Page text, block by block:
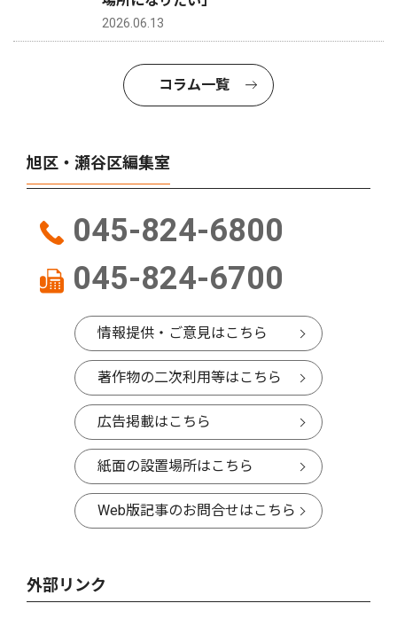
2026.06.13
コラム一覧
旭区・瀬谷区編集室
045-824-6800
045-824-6700
情報提供・ご意見はこちら
著作物の二次利用等はこちら
広告掲載はこちら
紙面の設置場所はこちら
Web版記事のお問合せはこちら
外部リンク